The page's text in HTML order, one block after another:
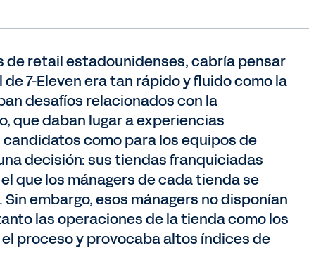
de retail estadounidenses, cabría pensar
7-Eleven era tan rápido y fluido como la
desafíos relacionados con la
que daban lugar a experiencias
como para los equipos de
decisión: sus tiendas franquiciadas
que los mánagers de cada tienda se
embargo, esos mánagers no disponían
las operaciones de la tienda como los
proceso y provocaba altos índices de